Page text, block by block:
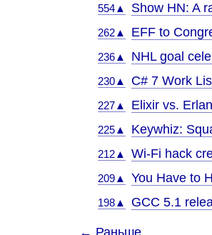
554▲ Show HN: A
262▲ EFF to
236▲ NHL goal
230▲ C# 7 Work
227▲ Elixir vs.
225▲ Keywhiz:
212▲ Wi-Fi hack
209▲ You Have to
198▲ GCC 5.1
← Раньше